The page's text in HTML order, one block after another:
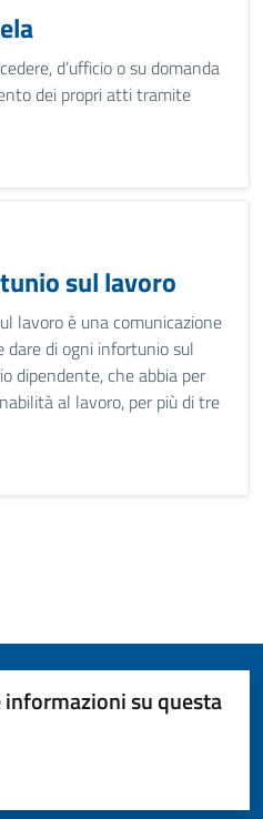
d’ufficio o su domanda
dei propri atti tramite
sul lavoro
lavoro è una comunicazione
dare di ogni infortunio sul
dipendente, che abbia per
al lavoro, per più di tre
su questa
su 5
5